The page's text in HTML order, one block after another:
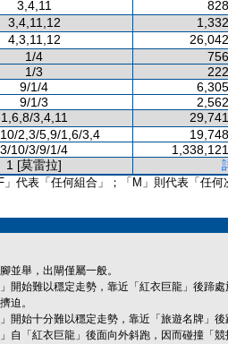
3,4,11
3,4,11,12
4,3,11,12
1/4
1/3
9/1/4
9/1/3
1,6,8/3,4,11
2,3/5,9/1,6/3,4
3/10/3/9/1/4
1 [莫雷拉]
代表「任何組合」；「M」則代表「任何
並舉，出閘僅屬一般。
開始難以穩定走勢，靠近「紅衣巨龍」後蹄
迫。
開始十分難以穩定走勢，靠近「旅遊名牌」
自「紅衣巨龍」後面向外斜跑，因而碰撞「